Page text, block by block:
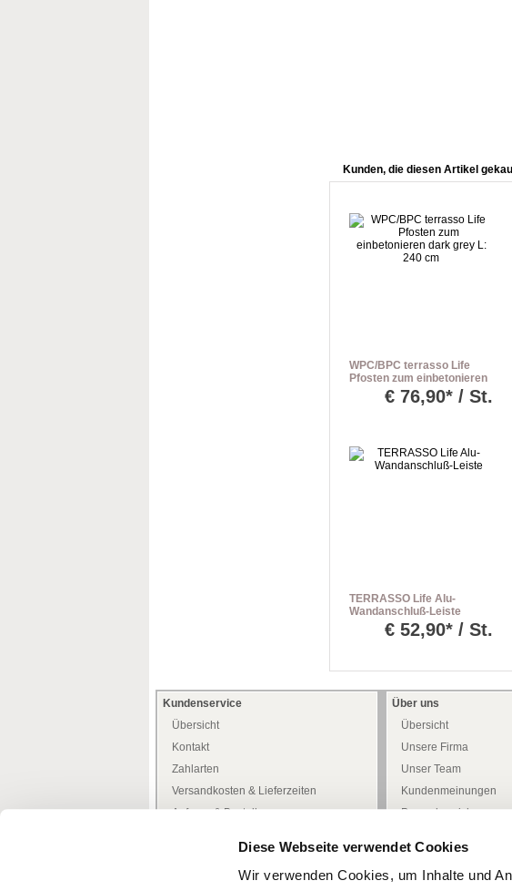
Diese Webseite verwendet Cookies
Wir verwenden Cookies, um Inhalte und
Kunden, die diesen Artikel
WPC/BPC terrasso Life
Pfosten zum einbetonieren
dark grey L: 240 cm
€ 76,90* / St.
TERRASSO Life Alu-
Wandanschluß-Leiste
€ 52,90* / St.
Kundenservice
Übersicht
Kontakt
Zahlarten
Versandkosten & Lieferzeiten
Anfrage & Bestellung
Freiwilliges Rückgaberecht
Über uns
Übersicht
Unsere Firma
Unser Team
Kundenmeinungen
Pressebereich
Widerrufsrecht